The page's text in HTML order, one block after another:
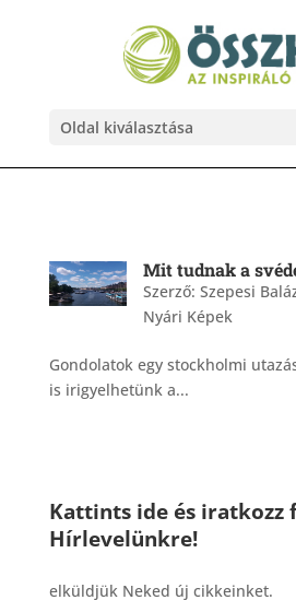
Oldal kiválasztása
Mit tudnak a
Szerző: Szepesi
Nyári Képek
Gondolatok egy stockholmi
is irigyelhetünk a...
Kattints ide és iratkozz
Hírlevelünkre!
elküldjük Neked új cikkeinket.